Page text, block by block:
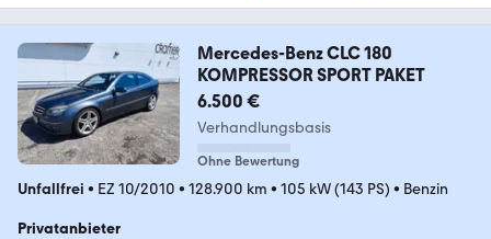
Mercedes-Benz CLC 180
KOMPRESSOR SPORT PAKET
6.500 €
Verhandlungsbasis
Ohne Bewertung
Unfallfrei • EZ 10/2010 • 128.900 km • 105 kW (143 PS) • Benzin
Privatanbieter